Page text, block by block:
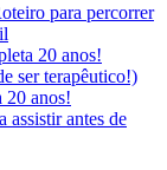
para percorrer
20 anos!
ser terapêutico!)
20 anos!
assistir antes de